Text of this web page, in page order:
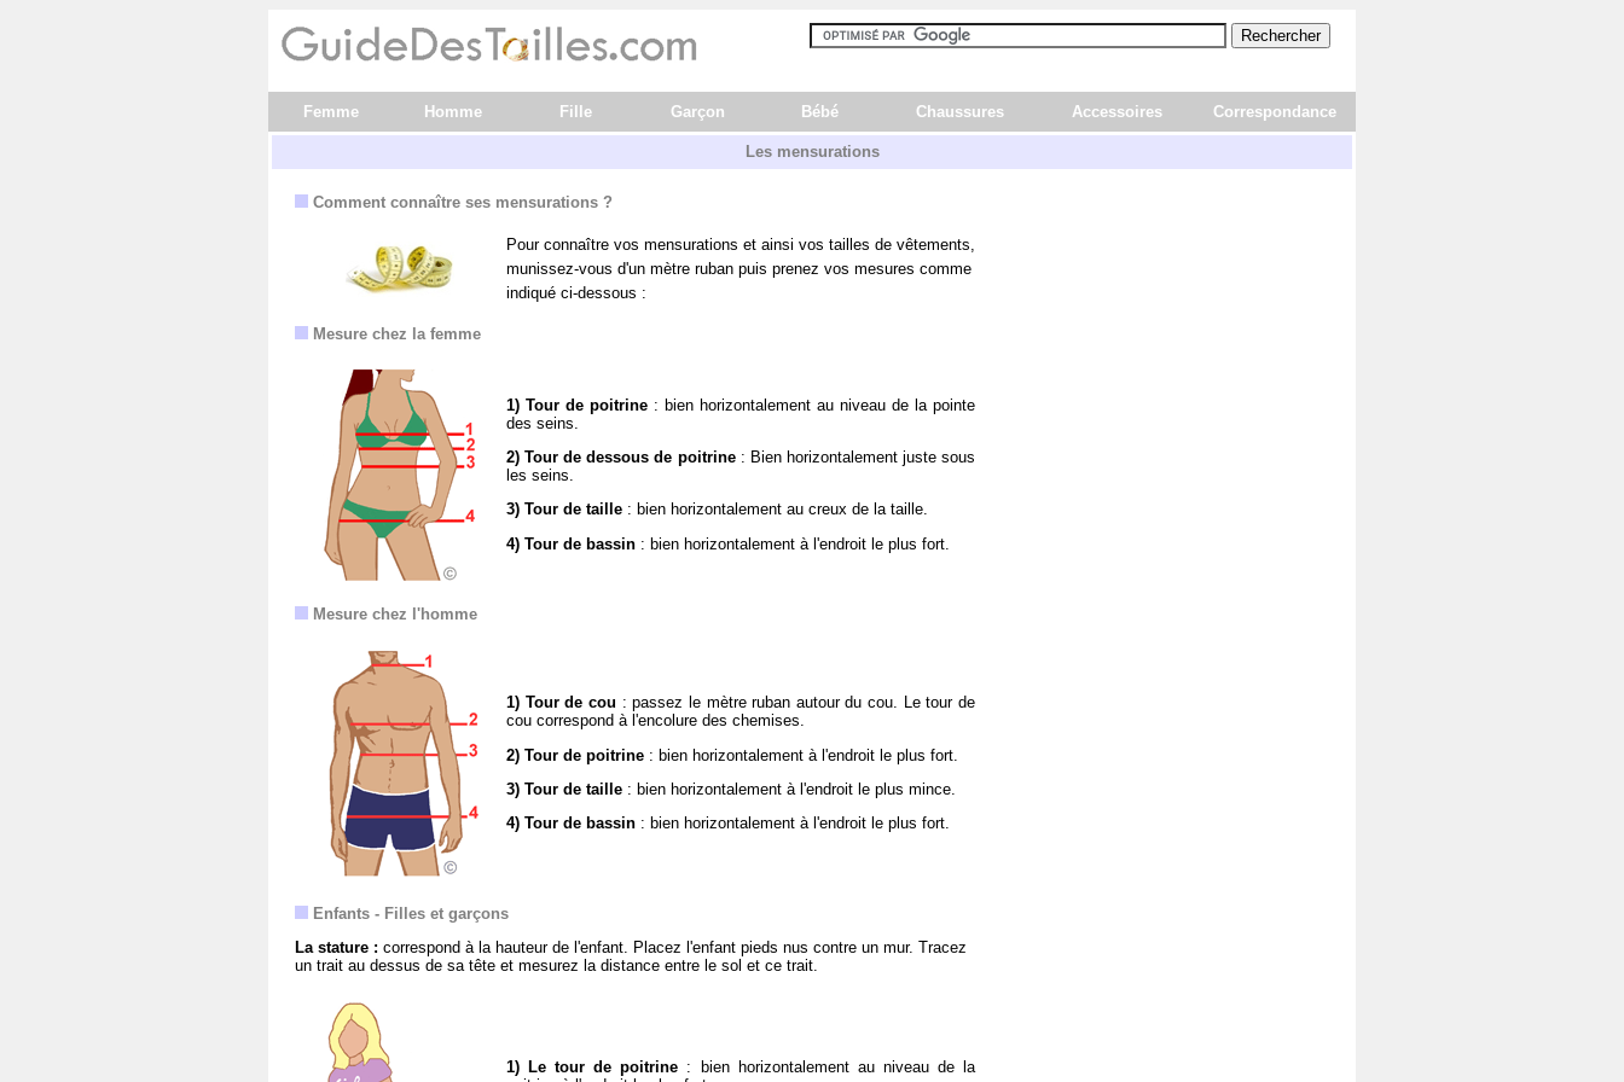
Femme Homme Fille Garçon Bébé Chaussures Accessoires Correspondance
Les mensurations
Comment connaître ses mensurations ?
Pour connaître vos mensurations et ainsi vos tailles de vêtements,
munissez-vous d'un mètre ruban puis prenez vos mesures comme
indiqué ci-dessous :
Mesure chez la femme
1) Tour de poitrine : bien horizontalement au niveau de la pointe
des seins.
2) Tour de dessous de poitrine: Bien horizontalement juste sous
les seins.
3) Tour de taille : bien horizontalement au creux de la taille.
4) Tour de bassin : bien horizontalement à l'endroit le plus fort.
Mesure chez l'homme
1) Tour de cou : passez le mètre ruban autour du cou. Le tour de
cou correspond à l'encolure des chemises.
2) Tour de poitrine : bien horizontalement à l'endroit le plus fort.
3) Tour de taille : bien horizontalement à l'endroit le plus mince.
4) Tour de bassin : bien horizontalement à l'endroit le plus fort.
Enfants - Filles et garçons
La stature : correspond à la hauteur de l'enfant. Placez l'enfant pieds nus contre un mur. Tracez
un trait au dessus de sa tête et mesurez la distance entre le sol et ce trait.
1) Le tour de poitrine : bien horizontalement au niveau de la